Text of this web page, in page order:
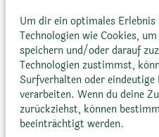
Um dir ein optimales
Technologien wie Cookies,
speichern und/oder darauf
Technologien zustimmst,
Surfverhalten oder
verarbeiten. Wenn du deine
zurückziehst, können
beeinträchtigt werden.
Unterschiede dienen
gleichen Zweck